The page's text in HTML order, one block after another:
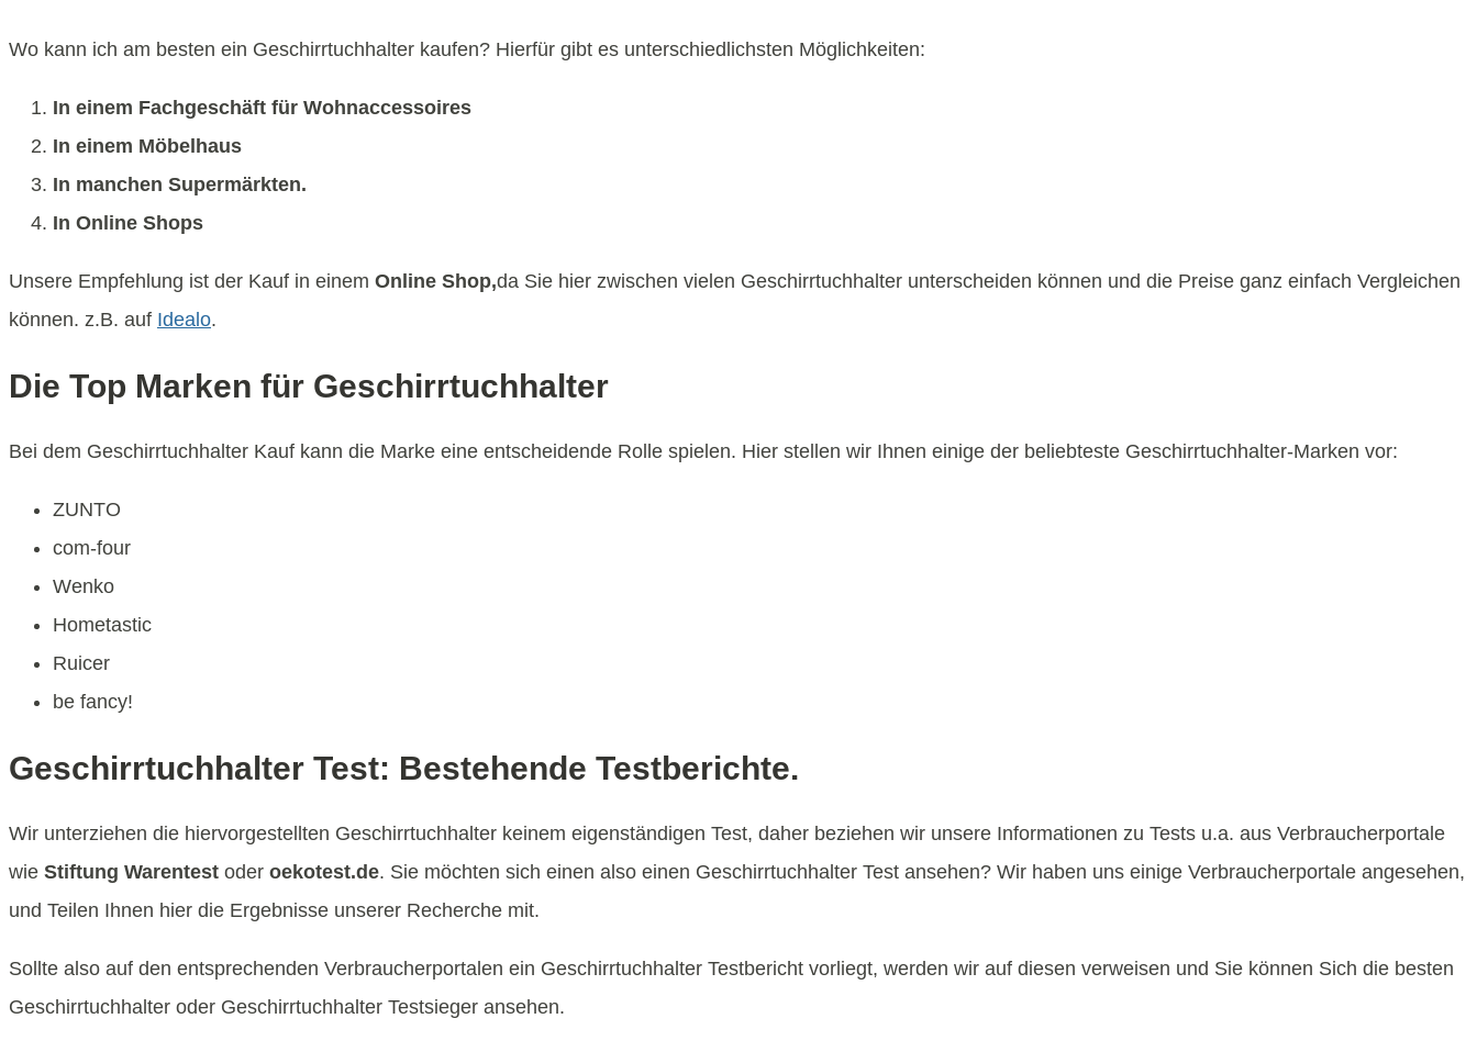
Wo kann ich am besten ein Geschirrtuchhalter kaufen? Hierfür gibt es unterschiedlichsten Möglichkeiten:
In einem Fachgeschäft für Wohnaccessoires
In einem Möbelhaus
In manchen Supermärkten.
In Online Shops
Unsere Empfehlung ist der Kauf in einem Online Shop,da Sie hier zwischen vielen Geschirrtuchhalter unterscheiden können und die Preise ganz einfach Vergleichen
können. z.B. auf Idealo.
Die Top Marken für Geschirrtuchhalter
Bei dem Geschirrtuchhalter Kauf kann die Marke eine entscheidende Rolle spielen. Hier stellen wir Ihnen einige der beliebteste Geschirrtuchhalter-Marken vor:
ZUNTO
com-four
Wenko
Hometastic
Ruicer
be fancy!
Geschirrtuchhalter Test: Bestehende Testberichte.
Wir unterziehen die hiervorgestellten Geschirrtuchhalter keinem eigenständigen Test, daher beziehen wir unsere Informationen zu Tests u.a. aus Verbraucherportale
wie Stiftung Warentest oder oekotest.de. Sie möchten sich einen also einen Geschirrtuchhalter Test ansehen? Wir haben uns einige Verbraucherportale angesehen,
und Teilen Ihnen hier die Ergebnisse unserer Recherche mit.
Sollte also auf den entsprechenden Verbraucherportalen ein Geschirrtuchhalter Testbericht vorliegt, werden wir auf diesen verweisen und Sie können Sich die besten
Geschirrtuchhalter oder Geschirrtuchhalter Testsieger ansehen.